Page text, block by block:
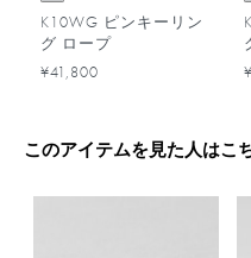
K10WG ピンキーリン
グ ロープ
¥41,800
このアイテムを見た人はこ